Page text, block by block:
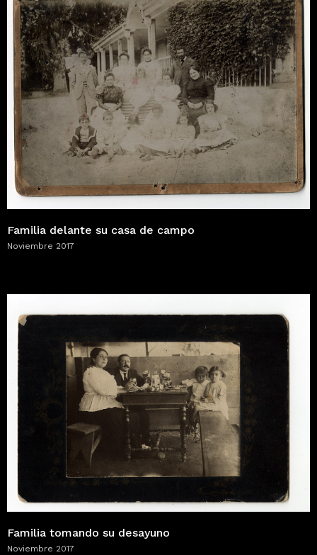
Familia delante su casa de campo
Noviembre 2017
Familia tomando su desayuno
Noviembre 2017